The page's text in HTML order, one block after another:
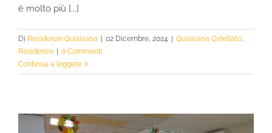
è molto più [...]
Di Residenze Quisisana 02 Dicembre, 2024 Quisisana Ostellato,
Residenze
0 Commenti
Continua a leggere